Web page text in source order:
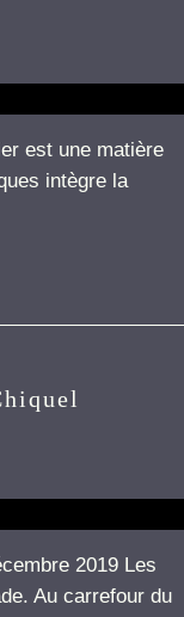
est une matière
intègre la
2019 Les
Au carrefour du